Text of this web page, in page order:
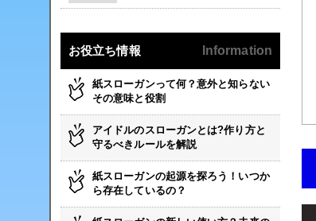
お役立ち情報 Information
紙スローガンって何？意外と知らない
その意味と役割
アイドルのスローガンとは?作り方と
守るべきルールを解説
紙スローガンの起源を探ろう！いつか
ら存在しているの？